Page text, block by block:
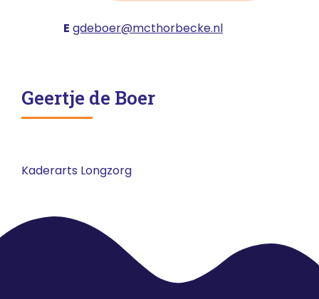
E gdeboer@mcthorbecke.nl
Geertje de Boer
Kaderarts Longzorg